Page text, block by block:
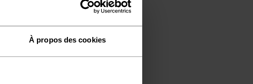
À propos des cookies